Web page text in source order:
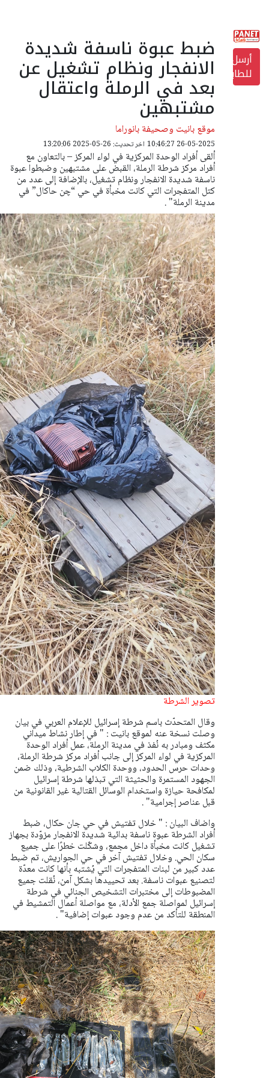
أرسل
للطابعة
ضبط عبوة ناسفة شديدة
الانفجار ونظام تشغيل عن
بعد في الرملة واعتقال
مشتبهين
موقع بانيت وصحيفة بانوراما
26-05-2025 10:46:27 اخر تحديث: 26-05-2025 13:20:06
ألقى أفراد الوحدة المركزية في لواء المركز – بالتعاون مع
أفراد مركز شرطة الرملة، القبض على مشتبهين وضبطوا عبوة
ناسفة شديدة الانفجار ونظام تشغيل، بالإضافة إلى عدد من
كتل المتفجرات التي كانت مخبأة في حي “چن حاكال” في
مدينة الرملة" .
تصوير الشرطة
وقال المتحدّث باسم شرطة إسرائيل للإعلام العربي في بيان
وصلت نسخة عنه لموقع بانيت : " في إطار نشاط ميداني
مكثف ومبادر به نُفذ في مدينة الرملة، عمل أفراد الوحدة
المركزية في لواء المركز إلى جانب أفراد مركز شرطة الرملة،
وحدات حرس الحدود، ووحدة الكلاب الشرطية، وذلك ضمن
الجهود المستمرة والحثيثة التي تبذلها شرطة إسرائيل
لمكافحة حيازة واستخدام الوسائل القتالية غير القانونية من
قبل عناصر إجرامية" .
واضاف البيان : " خلال تفتيش في حي جان حكال، ضبط
أفراد الشرطة عبوة ناسفة بدائية شديدة الانفجار مزوّدة بجهاز
تشغيل كانت مخبأة داخل مجمع، وشكّلت خطرًا على جميع
سكان الحي. وخلال تفتيش آخر في حي الجواريش، تم ضبط
عدد كبير من لبنات المتفجرات التي يُشتبه بأنها كانت معدّة
لتصنيع عبوات ناسفة.بعد تحييدها بشكل آمن، نُقلت جميع
المضبوطات إلى مختبرات التشخيص الجنائي في شرطة
إسرائيل لمواصلة جمع الأدلة، مع مواصلة أعمال التمشيط في
المنطقة للتأكد من عدم وجود عبوات إضافية" .